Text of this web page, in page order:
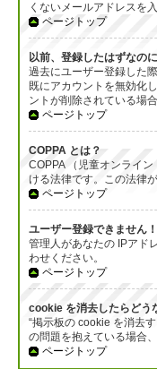
くないメールアドレスを
ページトップ
以前、登録したはずなの
過去にユーザー登録した
既にアカウントを無効化
ントが削除されている場
ページトップ
COPPA とは？
COPPA （児童オンライ
ける法律です。この法律
ページトップ
ユーザー登録できません！
管理人があなたの IPアド
わせください。
ページトップ
cookie を消去したらどう
“掲示板の cookie を消去
の問題を抱えている場合
ページトップ